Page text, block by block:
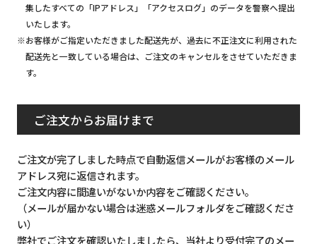
集したすべての「IPアドレス」「アクセスログ」のデータを警察へ提出
いたします。
※お客様がご指定いただきました配送先が、過去に不正注文に利用された
配送先と一致している場合は、ご注文のキャンセルをさせていただきま
す。
ご注文からお届けまで
ご注文が完了しました時点で自動返信メールがお客様のメール
アドレス宛に返信されます。
ご注文内容に間違いがないか内容をご確認ください。
（メールが届かない場合は迷惑メールフォルダをご確認くださ
い）
弊社でご注文を確認いたしましたら、当社より受付完了のメー